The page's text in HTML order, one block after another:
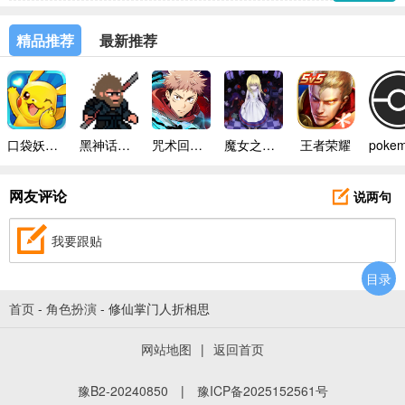
精品推荐 最新推荐
口袋妖怪模拟器手机版 黑神话悟空像素版内置菜单 咒术回战幻影巡游台服 魔女之家手机版 王者荣耀
网友评论 说两句
我要跟贴
首页 - 角色扮演 - 修仙掌门人折相思
网站地图 | 返回首页
豫B2-20240850 | 豫ICP备2025152561号
目录